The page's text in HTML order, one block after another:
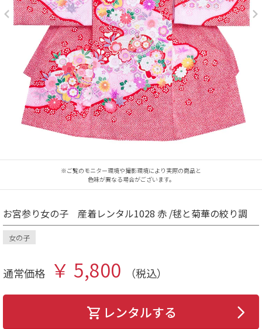
※ご覧のモニター環境や撮影環境により実際の商品と
色味が異なる場合がございます。
お宮参り女の子 産着レンタル1028 赤 /毬と菊華の絞り調
女の子
通常価格 ￥ 5,800 （税込）
レンタルする